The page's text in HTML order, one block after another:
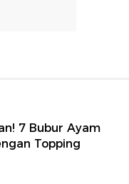
7 Bubur Ayam
Topping